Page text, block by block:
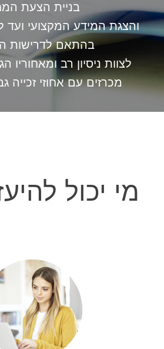
בניית הצעת
והצגת המידע המקצועי ועד
בהתאם לדרישות
לצוות ניסיון רב
מכרזים עם אחוזי זכייה
מי יכול